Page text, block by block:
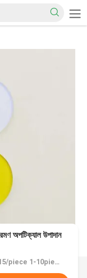
অপটিক্যাল উপাদান
মূল্য：$15/piece 1-10pieces; $10/piece 11-50pieces; $5/piece >=51pieces